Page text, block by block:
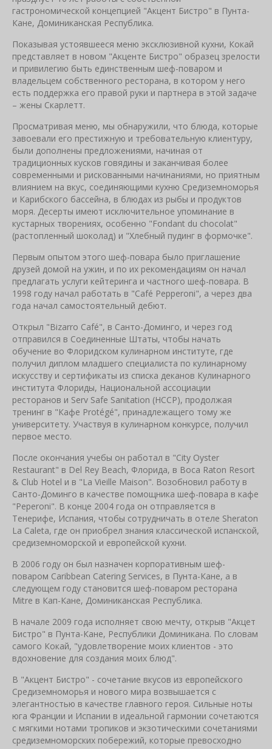
гастрономической концепцией "Акцент Бистро" в Пунта-
Кане, Доминиканская Республика.
Показывая устоявшееся меню эксклюзивной кухни, Кокай
представляет в новом "Акценте Бистро" образец зрелости
и привилегию быть единственным шеф-поваром и
владельцем собственного ресторана, в котором у него
есть поддержка его правой руки и партнера в этой задаче
– жены Скарлетт.
Просматривая меню, мы обнаружили, что блюда, которые
завоевали его престижную и требовательную клиентуру,
были дополнены предложениями, начиная от
традиционных кусков говядины и заканчивая более
современными и рискованными начинаниями, но приятным
влиянием на вкус, соединяющими кухню Средиземноморья
и Карибского бассейна, в блюдах из рыбы и продуктов
моря. Десерты имеют исключительное упоминание в
кустарных творениях, особенно "Fondant du chocolat"
(растопленный шоколад) и "Хлебный пудинг в формочке".
Первым опытом этого шеф-повара было приглашение
друзей домой на ужин, и по их рекомендациям он начал
предлагать услуги кейтеринга и частного шеф-повара. В
1998 году начал работать в "Café Pepperoni", а через два
года начал самостоятельный дебют.
Открыл "Bizarro Café", в Санто-Доминго, и через год
отправился в Соединенные Штаты, чтобы начать
обучение во Флоридском кулинарном институте, где
получил диплом младшего специалиста по кулинарному
искусству и сертификаты из списка деканов Кулинарного
института Флориды, Национальной ассоциации
ресторанов и Serv Safe Sanitation (HCCP), продолжая
тренинг в "Кафе Protégé", принадлежащего тому же
университету. Участвуя в кулинарном конкурсе, получил
первое место.
После окончания учебы он работал в "City Oyster
Restaurant" в Del Rey Beach, Флорида, в Boca Raton Resort
& Club Hotel и в "La Vieille Maison". Возобновил работу в
Санто-Доминго в качестве помощника шеф-повара в кафе
"Peperoni". В конце 2004 года он отправляется в
Тенерифе, Испания, чтобы сотрудничать в отеле Sheraton
La Caleta, где он приобрел знания классической испанской,
средиземноморской и европейской кухни.
В 2006 году он был назначен корпоративным шеф-
поваром Caribbean Catering Services, в Пунта-Кане, а в
следующем году становится шеф-поваром ресторана
Mitre в Кап-Кане, Доминиканская Республика.
В начале 2009 года исполняет свою мечту, открыв "Акцет
Бистро" в Пунта-Кане, Республики Доминикана. По словам
самого Кокай, "удовлетворение моих клиентов - это
вдохновение для создания моих блюд".
В "Акцент Бистро" - сочетание вкусов из европейского
Средиземноморья и нового мира возвышается с
элегантностью в качестве главного героя. Сильные ноты
юга Франции и Испании в идеальной гармонии сочетаются
с мягкими нотами тропиков и экзотическими сочетаниями
средиземноморских побережий, которые превосходно